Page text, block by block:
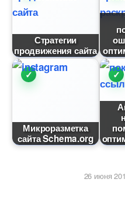
Стратегии
продвижения сайта
Микроразметка
сайта Schema.org
26 июня